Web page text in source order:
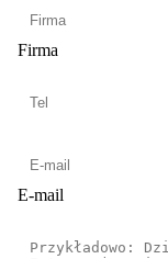
Firma
E-mail